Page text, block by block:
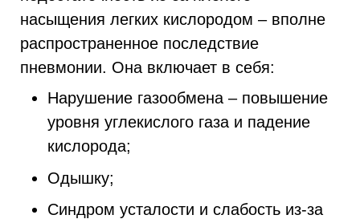
насыщения легких кислородом – вполне
распространенное последствие
пневмонии. Она включает в себя:
Нарушение газообмена – повышение
уровня углекислого газа и падение
кислорода;
Одышку;
Синдром усталости и слабость из-за